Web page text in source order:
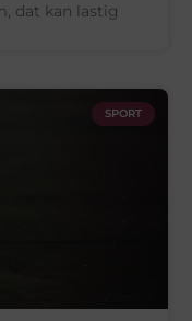
dat kan lastig
SPORT